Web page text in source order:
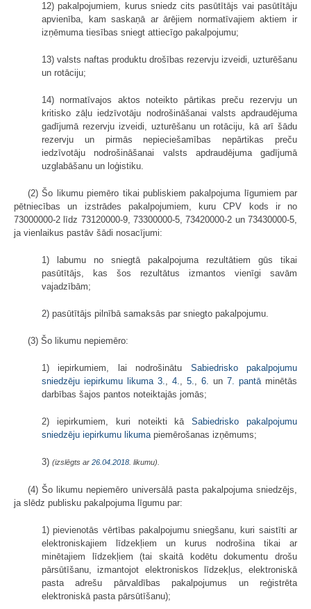
12) pakalpojumiem, kurus sniedz cits pasūtītājs vai pasūtītāju
apvienība, kam saskaņā ar ārējiem normatīvajiem aktiem ir
izņēmuma tiesības sniegt attiecīgo pakalpojumu;
13) valsts naftas produktu drošības rezervju izveidi, uzturēšanu
un rotāciju;
14) normatīvajos aktos noteikto pārtikas preču rezervju un
kritisko zāļu iedzīvotāju nodrošināšanai valsts apdraudējuma
gadījumā rezervju izveidi, uzturēšanu un rotāciju, kā arī šādu
rezervju un pirmās nepieciešamības nepārtikas preču
iedzīvotāju nodrošināšanai valsts apdraudējuma gadījumā
uzglabāšanu un loģistiku.
(2) Šo likumu piemēro tikai publiskiem pakalpojuma līgumiem par
pētniecības un izstrādes pakalpojumiem, kuru CPV kods ir no
73000000-2 līdz 73120000-9, 73300000-5, 73420000-2 un 73430000-5,
ja vienlaikus pastāv šādi nosacījumi:
1) labumu no sniegtā pakalpojuma rezultātiem gūs tikai
pasūtītājs, kas šos rezultātus izmantos vienīgi savām
vajadzībām;
2) pasūtītājs pilnībā samaksās par sniegto pakalpojumu.
(3) Šo likumu nepiemēro:
1) iepirkumiem, lai nodrošinātu Sabiedrisko pakalpojumu
sniedzēju iepirkumu likuma 3. 4. 5. 6. un 7. pantā minētās
darbības šajos pantos noteiktajās jomās;
2) iepirkumiem, kuri noteikti kāSabiedrisko pakalpojumu
sniedzēju iepirkumu likuma piemērošanas izņēmums;
3) (izslēgts ar 26.04.2018 . likumu).
(4) Šo likumu nepiemēro universālā pasta pakalpojuma sniedzējs,
ja slēdz publisku pakalpojuma līgumu par:
1) pievienotās vērtības pakalpojumu sniegšanu, kuri saistīti ar
elektroniskajiem līdzekļiem un kurus nodrošina tikai ar
minētajiem līdzekļiem (tai skaitā kodētu dokumentu drošu
pārsūtīšanu, izmantojot elektroniskos līdzekļus, elektroniskā
pasta adrešu pārvaldības pakalpojumus un reģistrēta
elektroniskā pasta pārsūtīšanu);